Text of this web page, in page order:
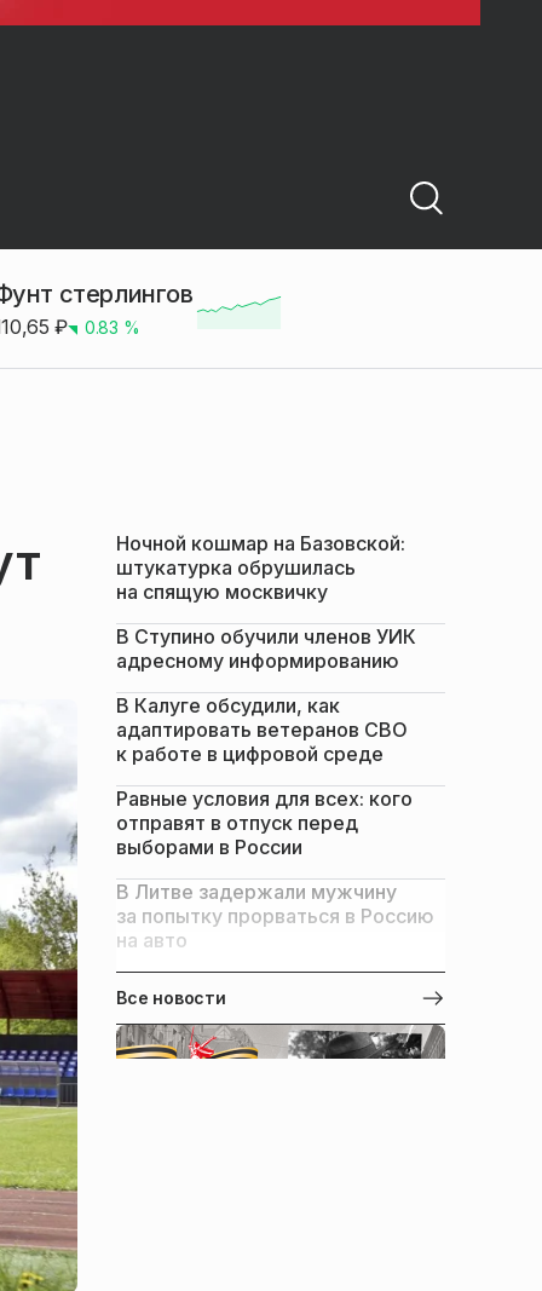
стерлингов
₽ 0.83 %
Ночной кошмар на Базовской:
штукатурка обрушилась
на спящую москвичку
В Ступино обучили членов УИК
адресному информированию
В Калуге обсудили, как
адаптировать ветеранов СВО
к работе в цифровой среде
Равные условия для всех: кого
отправят в отпуск перед
выборами в России
В Литве задержали мужчину
за попытку прорваться в Россию
на авто
Все новости